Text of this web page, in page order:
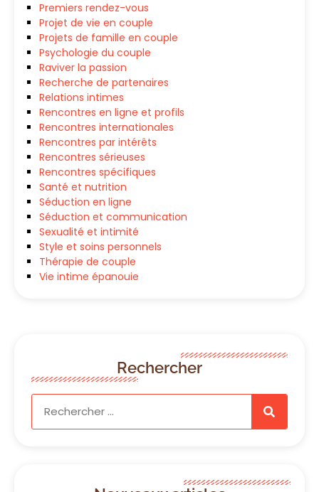
Premiers rendez-vous
Projet de vie en couple
Projets de famille en couple
Psychologie du couple
Raviver la passion
Recherche de partenaires
Relations intimes
Rencontres en ligne et profils
Rencontres internationales
Rencontres par intérêts
Rencontres sérieuses
Rencontres spécifiques
Santé et nutrition
Séduction en ligne
Séduction et communication
Sexualité et intimité
Style et soins personnels
Thérapie de couple
Vie intime épanouie
Rechercher